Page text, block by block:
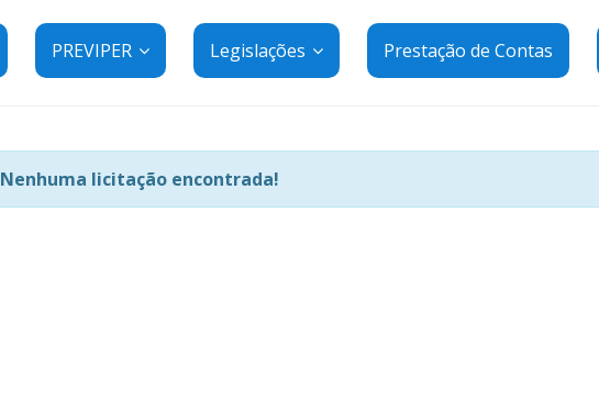
PREVIPER Legislações Prestação de Contas
Nenhuma licitação encontrada!